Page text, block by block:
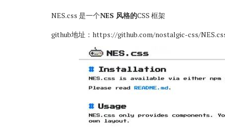
NES.css 是一个NES 风格的CSS 框架
github地址： https://github.com/nostalgic-css/